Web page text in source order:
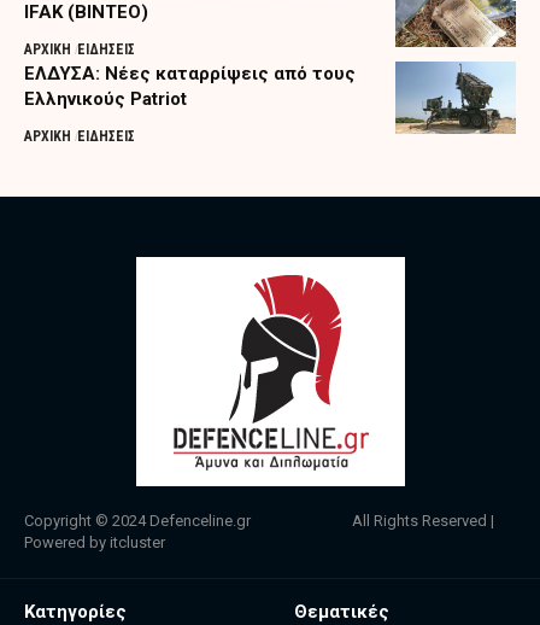
IFAK (ΒΙΝΤΕΟ)
ΑΡΧΙΚΗ ΕΙΔΗΣΕΙΣ
ΕΛΔΥΣΑ: Νέες καταρρίψεις από τους
Ελληνικούς Patriot
ΑΡΧΙΚΗ ΕΙΔΗΣΕΙΣ
Copyright © 2024 Defenceline.gr All Rights Reserved |
Powered by itcluster
Κατηγορίες Θεματικές